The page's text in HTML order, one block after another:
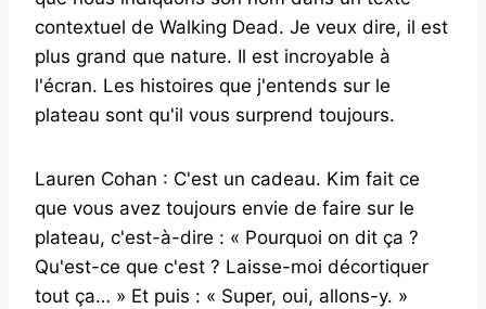
contextuel de Walking Dead. Je veux dire, il est
plus grand que nature. Il est incroyable à
l'écran. Les histoires que j'entends sur le
plateau sont qu'il vous surprend toujours.
Lauren Cohan : C'est un cadeau. Kim fait ce
que vous avez toujours envie de faire sur le
plateau, c'est-à-dire : « Pourquoi on dit ça ?
Qu'est-ce que c'est ? Laisse-moi décortiquer
tout ça… » Et puis : « Super, oui, allons-y. »